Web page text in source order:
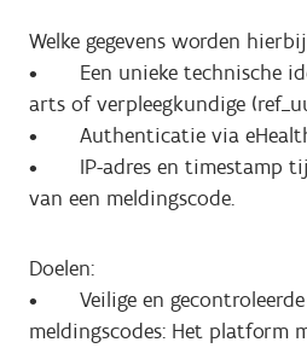
Welke gegevens worden
• Een unieke technische
arts of verpleegkundige
• Authenticatie via
• IP-adres en timestamp
van een meldingscode.
Doelen:
• Veilige en gecontroleerde
meldingscodes: Het platform